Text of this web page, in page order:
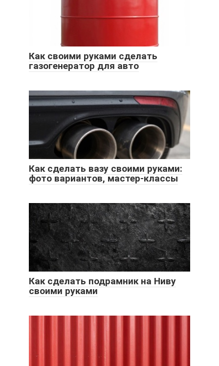
Как своими руками сделать
газогенератор для авто
Как сделать вазу своими руками:
фото вариантов, мастер-классы
Как сделать подрамник на Ниву
своими руками